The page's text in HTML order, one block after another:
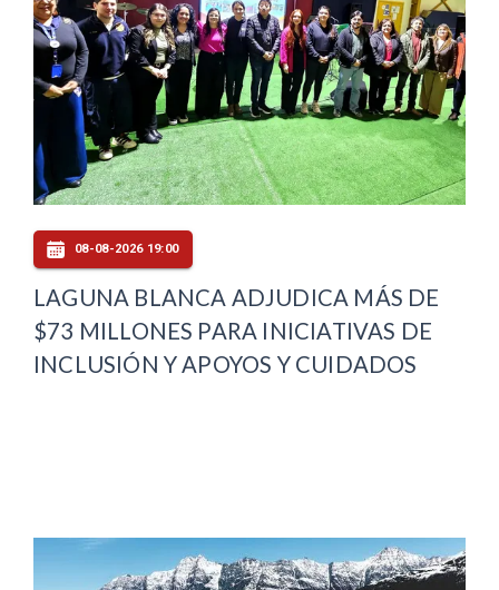
08-08-2026 19:00
LAGUNA BLANCA ADJUDICA MÁS DE
$73 MILLONES PARA INICIATIVAS DE
INCLUSIÓN Y APOYOS Y CUIDADOS